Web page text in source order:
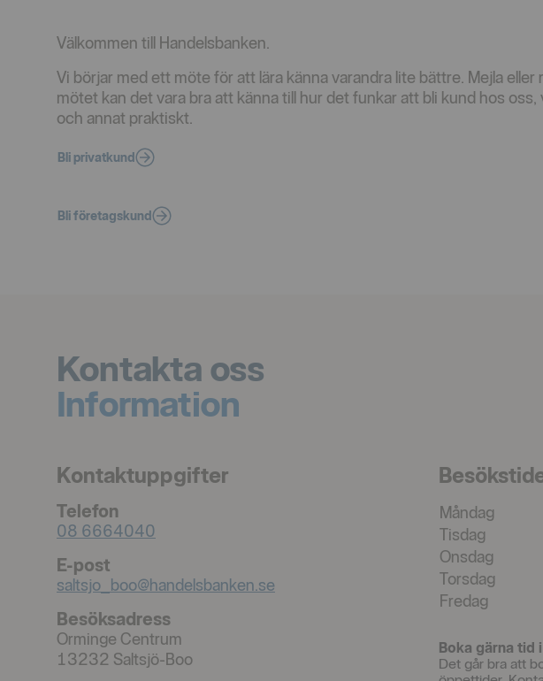
Välkommen till Handelsbanken.
Vi börjar med ett möte för att lära känna varandra lite bättre. Mejla eller
mötet kan det vara bra att känna till hur det funkar att bli kund hos
och annat praktiskt.
Bli privatkund
Bli företagskund
Kontakta oss
Information
Kontaktuppgifter
Telefon
08 6664040
E-post
saltsjo_boo@handelsbanken.se
Besöksadress
Orminge Centrum
13232 Saltsjö-Boo
Måndag
Tisdag
Onsdag
Torsdag
Fredag
Boka gärna tid
Det går bra att